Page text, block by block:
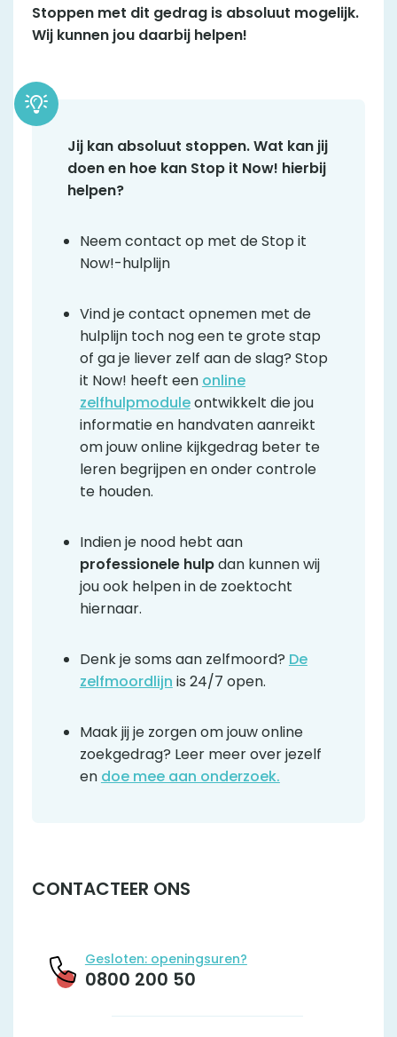
Stoppen met dit gedrag is absoluut mogelijk.
Wij kunnen jou daarbij helpen!
Jij kan absoluut stoppen. Wat kan jij
doen en hoe kan Stop it Now! hierbij
helpen?
Neem contact op met de Stop it
Now!-hulplijn
Vind je contact opnemen met de
hulplijn toch nog een te grote stap
of ga je liever zelf aan de slag? Stop
it Now! heeft een online
zelfhulpmoduleontwikkelt die jou
informatie en handvaten aanreikt
om jouw online kijkgedrag beter te
leren begrijpen en onder controle
te houden.
Indien je nood hebt aan
professionele hulpdan kunnen wij
jou ook helpen in de zoektocht
hiernaar.
Denk je soms aan zelfmoord? De
zelfmoordlijn is 24/7 open.
Maak jij je zorgen om jouw online
zoekgedrag? Leer meer over jezelf
en doe mee aan onderzoek.
CONTACTEER ONS
Gesloten: openingsuren?
0800 200 50